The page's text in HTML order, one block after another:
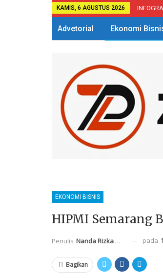
KAMIS, 6 AGUSTUS 2026
Advetorial Ekonomi
EKONOMI BISNIS
HIPMI Semarang
Penulis Nanda Rizka Mahendra pada
Bagikan